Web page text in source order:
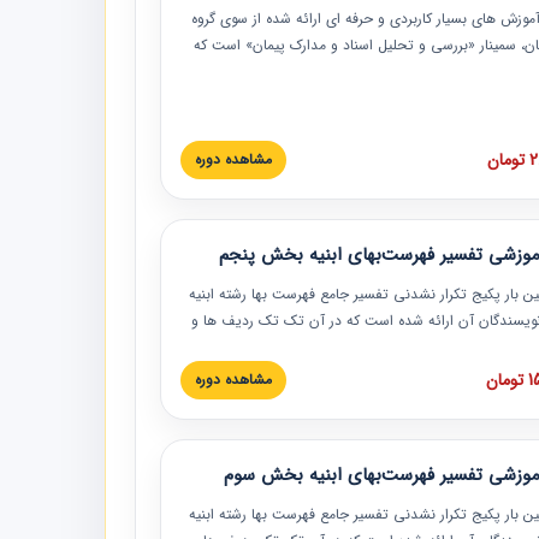
های بسیار کاربردی و حرفه‏ ای ارائه شده از سوی گروه
سمینار «بررسی و تحلیل اسناد و مدارک پیمان» است که
این خصوص ارائه شده است.
مشاهده دوره
تفسیر فهرست‌بهای ابنیه بخش پنجم
بار پکیج تکرار نشدنی تفسیر جامع فهرست بها رشته ابنیه
نویسندگان آن ارائه شده است که در آن تک تک ردیف ها و
و به همراه تصاویر عملیات اجرایی مرتبط با ردیف های
بها ارائه شده است. این دوره با کلام مهندس
مدیر پروژه مهندسی مشاور در امر بازنگری فهرست
حال فعالیت هستند حتما توصیه می کنیم از مطالب این
نمایند.
مشاهده دوره
تفسیر فهرست‌بهای ابنیه بخش سوم
بار پکیج تکرار نشدنی تفسیر جامع فهرست بها رشته ابنیه